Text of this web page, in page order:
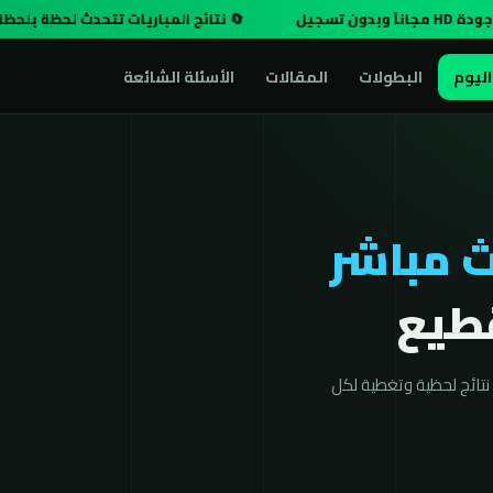
🔄 نتائج المباريات تتحدث لحظة بلحظة
البطولات المقالات الأسئلة الشائعة
مباشر
لحظية وتغطية لكل